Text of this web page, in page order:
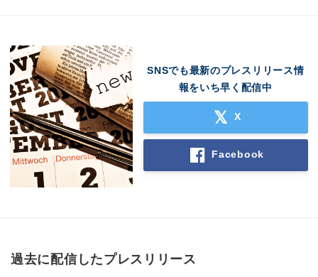
SNSでも最新のプレスリリース情
報をいち早く配信中
X
Facebook
過去に配信したプレスリリース